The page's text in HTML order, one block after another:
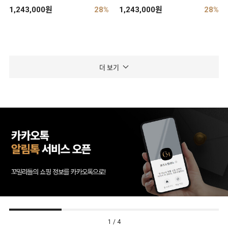
1,243,000원 28% 1,243,000원 28%
더 보기
1 / 4